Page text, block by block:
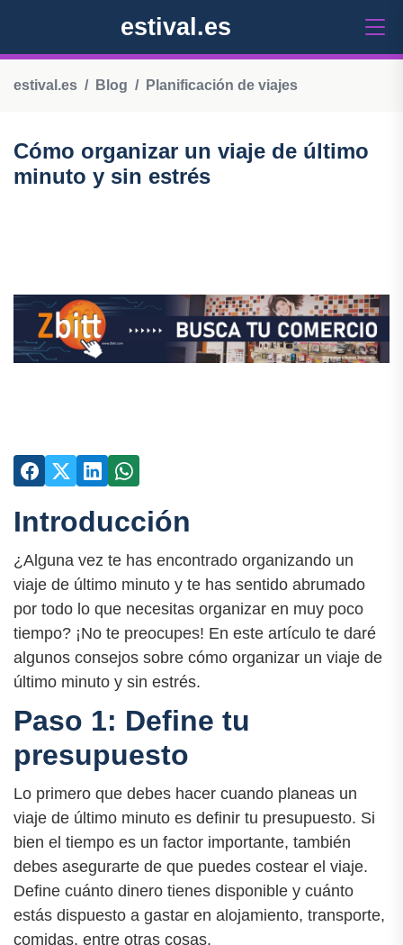
estival.es
estival.es Blog Planificación de viajes
Cómo organizar un viaje de último
minuto y sin estrés
Introducción
¿Alguna vez te has encontrado organizando un
viaje de último minuto y te has sentido abrumado
por todo lo que necesitas organizar en muy poco
tiempo? ¡No te preocupes! En este artículo te daré
algunos consejos sobre cómo organizar un viaje de
último minuto y sin estrés.
Paso 1: Define tu
presupuesto
Lo primero que debes hacer cuando planeas un
viaje de último minuto es definir tu presupuesto. Si
bien el tiempo es un factor importante, también
debes asegurarte de que puedes costear el viaje.
Define cuánto dinero tienes disponible y cuánto
estás dispuesto a gastar en alojamiento, transporte,
comidas, entre otras cosas.